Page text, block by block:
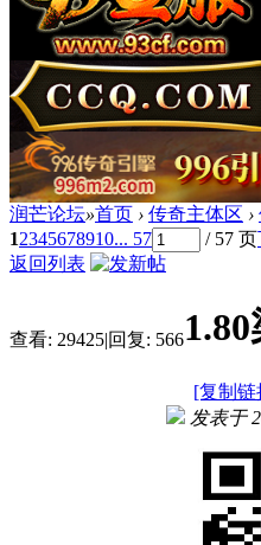
润芒论坛»首页 › 传奇主体区 ›
12345678910... 57 / 57 页
返回列表
查看: 29425|回复: 566
[复制链
发表于